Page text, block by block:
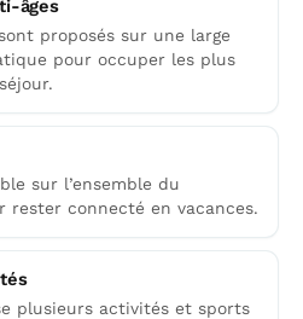
âges
proposés sur une large
pour occuper les plus
sur l’ensemble du
rester connecté en vacances.
plusieurs activités et sports